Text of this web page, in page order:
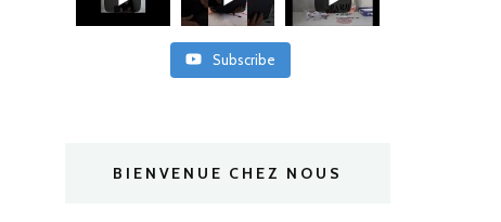
Subscribe
BIENVENUE CHEZ NOUS